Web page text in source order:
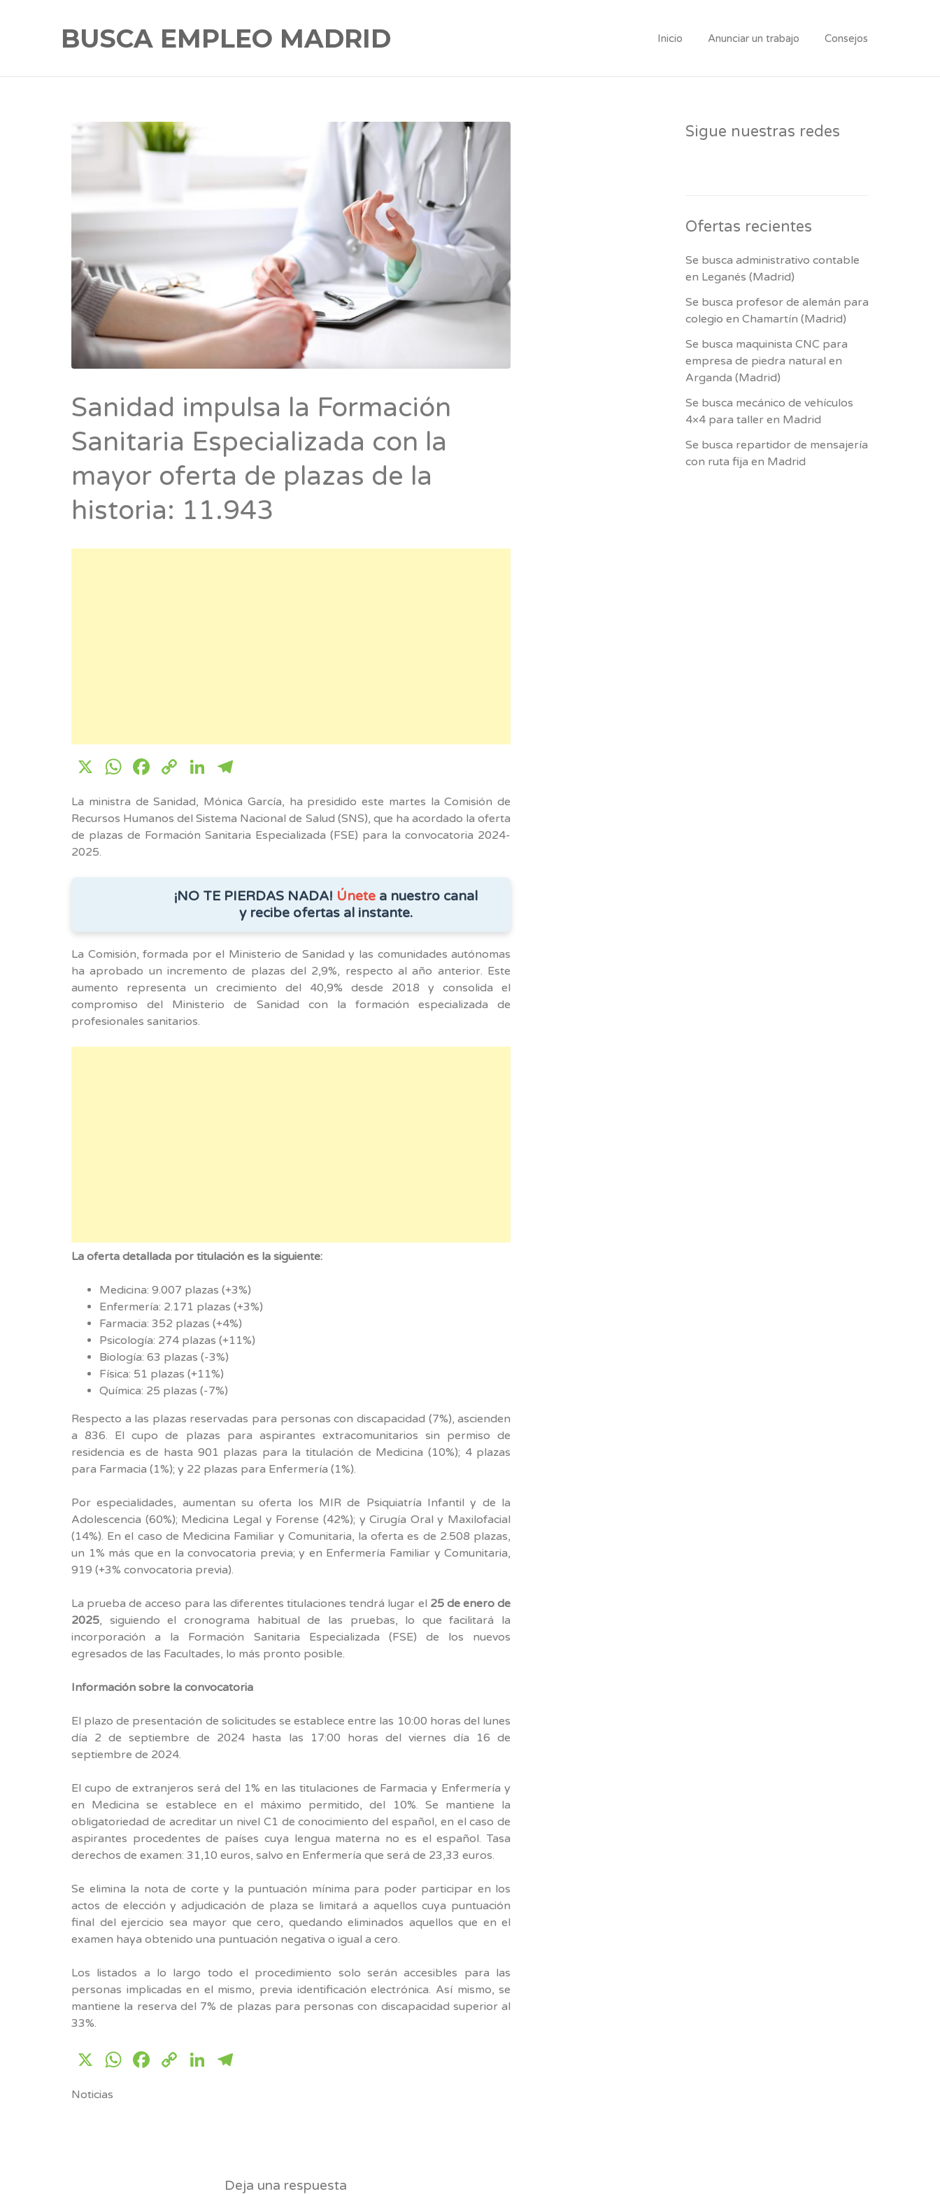
BUSCA EMPLEO MADRID Inicio Anunciar un trabajo Consejos
Sanidad impulsa la Formación
Sanitaria Especializada con la
mayor oferta de plazas de la
historia: 11.943
X WhatsApp
Facebook
CopyLinkedIn
La ministra de Sanidad, Mónica García, ha presidido este martes la Comisión de
Recursos Humanos del Sistema Nacional de Salud (SNS), que ha acordado la oferta
de plazas de Formación Sanitaria Especializada (FSE) para la convocatoria 2024-
2025.
¡NO TE PIERDAS NADA! Únete a nuestro canal
y recibe ofertas al instante.
La Comisión, formada por el Ministerio de Sanidad y las comunidades autónomas
ha aprobado un incremento de plazas del 2,9%, respecto al año anterior. Este
aumento representa un crecimiento del 40,9% desde 2018 y consolida el
compromiso del Ministerio de Sanidad con la formación especializada de
profesionales sanitarios.
La oferta detallada por titulación es la siguiente:
Medicina: 9.007 plazas (+3%)
Enfermería: 2.171 plazas (+3%)
Farmacia: 352 plazas (+4%)
Psicología: 274 plazas (+11%)
Biología: 63 plazas (-3%)
Física: 51 plazas (+11%)
Química: 25 plazas (-7%)
Respecto a las plazas reservadas para personas con discapacidad (7%), ascienden
a 836. El cupo de plazas para aspirantes extracomunitarios sin permiso de
residencia es de hasta 901 plazas para la titulación de Medicina (10%); 4 plazas
para Farmacia (1%); y 22 plazas para Enfermería (1%).
Por especialidades, aumentan su oferta los MIR de Psiquiatría Infantil y de la
Adolescencia (60%); Medicina Legal y Forense (42%); y Cirugía Oral y Maxilofacial
(14%). En el caso de Medicina Familiar y Comunitaria, la oferta es de 2.508 plazas,
un 1% más que en la convocatoria previa; y en Enfermería Familiar y Comunitaria,
919 (+3% convocatoria previa).
La prueba de acceso para las diferentes titulaciones tendrá lugar el 25 de enero de
2025, siguiendo el cronograma habitual de las pruebas, lo que facilitará la
incorporación a la Formación Sanitaria Especializada (FSE) de los nuevos
egresados de las Facultades, lo más pronto posible.
Información sobre la convocatoria
El plazo de presentación de solicitudes se establece entre las 10:00 horas del lunes
día 2 de septiembre de 2024 hasta las 17:00 horas del viernes día 16 de
septiembre de 2024.
El cupo de extranjeros será del 1% en las titulaciones de Farmacia y Enfermería y
en Medicina se establece en el máximo permitido, del 10%. Se mantiene la
obligatoriedad de acreditar un nivel C1 de conocimiento del español, en el caso de
aspirantes procedentes de países cuya lengua materna no es el español. Tasa
derechos de examen: 31,10 euros, salvo en Enfermería que será de 23,33 euros.
Se elimina la nota de corte y la puntuación mínima para poder participar en los
actos de elección y adjudicación de plaza se limitará a aquellos cuya puntuación
final del ejercicio sea mayor que cero, quedando eliminados aquellos que en el
examen haya obtenido una puntuación negativa o igual a cero.
Los listados a lo largo todo el procedimiento solo serán accesibles para las
personas implicadas en el mismo, previa identificación electrónica. Así mismo, se
mantiene la reserva del 7% de plazas para personas con discapacidad superior al
33%.
X WhatsApp
Facebook
CopyLinkedIn
Noticias
Deja una respuesta
Sigue nuestras redes
Ofertas recientes
Se busca administrativo contable
en Leganés (Madrid)
Se busca profesor de alemán para
colegio en Chamartín (Madrid)
Se busca maquinista CNC para
empresa de piedra natural en
Arganda (Madrid)
Se busca mecánico de vehículos
4×4 para taller en Madrid
Se busca repartidor de mensajería
con ruta fija en Madrid